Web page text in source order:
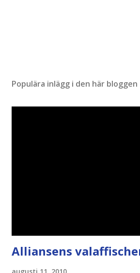
Populära inlägg i den här bloggen
Alliansens
augusti 11, 2010